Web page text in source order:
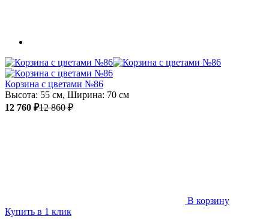
Корзина с цветами №86
Высота: 55 см, Ширина: 70 см
12 760 ₽12 860 ₽
В корзину
Купить в 1 клик